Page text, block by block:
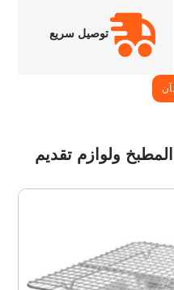
توصيل سريع
ولوازم تقديم